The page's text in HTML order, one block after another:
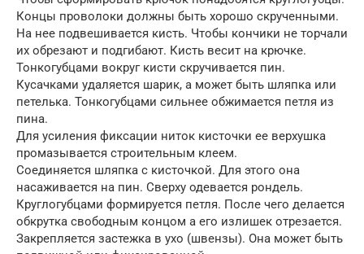
Концы проволоки должны быть хорошо скрученными.
На нее подвешивается кисть. Чтобы кончики не торчали
их обрезают и подгибают. Кисть весит на крючке.
Тонкогубцами вокруг кисти скручивается пин.
Кусачками удаляется шарик, а может быть шляпка или
петелька. Тонкогубцами сильнее обжимается петля из
пина.
Для усиления фиксации ниток кисточки ее верхушка
промазывается строительным клеем.
Соединяется шляпка с кисточкой. Для этого она
насаживается на пин. Сверху одевается рондель.
Круглогубцами формируется петля. После чего делается
обкрутка свободным концом а его излишек отрезается.
Закрепляется застежка в ухо (швензы). Она может быть